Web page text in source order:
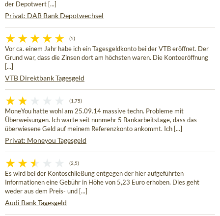
der Depotwert [...]
Privat: DAB Bank Depotwechsel
(5)
Vor ca. einem Jahr habe ich ein Tagesgeldkonto bei der VTB eröffnet. Der
Grund war, dass die Zinsen dort am höchsten waren. Die Kontoeröffnung
[...]
VTB Direktbank Tagesgeld
(1,75)
MoneYou hatte wohl am 25.09.14 massive techn. Probleme mit
Überweisungen. Ich warte seit nunmehr 5 Bankarbeitstage, dass das
überwiesene Geld auf meinem Referenzkonto ankommt. Ich [...]
Privat: Moneyou Tagesgeld
(2,5)
Es wird bei der Kontoschließung entgegen der hier aufgeführten
Informationen eine Gebühr in Höhe von 5,23 Euro erhoben. Dies geht
weder aus dem Preis- und [...]
Audi Bank Tagesgeld